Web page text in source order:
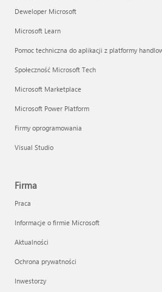
Deweloper Microsoft
Microsoft Learn
Pomoc techniczna do aplikacji z platformy
Społeczność Microsoft Tech
Microsoft Marketplace
Microsoft Power Platform
Firmy oprogramowania
Visual Studio
Firma
Praca
Informacje o firmie Microsoft
Aktualności
Ochrona prywatności
Inwestorzy